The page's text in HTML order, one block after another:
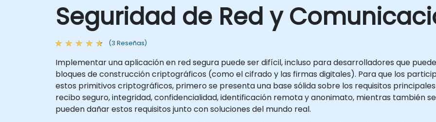
Seguridad de Red y
(3 Reseñas)
Implementar una aplicación en red segura puede ser difícil, incluso para desarrolladores que
bloques de construcción criptográficos (como el cifrado y las firmas digitales). Para que los
estos primitivos criptográficos, primero se presenta una base sólida sobre los requisitos
recibo seguro, integridad, confidencialidad, identificación remota y anonimato, mientras también
pueden dañar estos requisitos junto con soluciones del mundo real.